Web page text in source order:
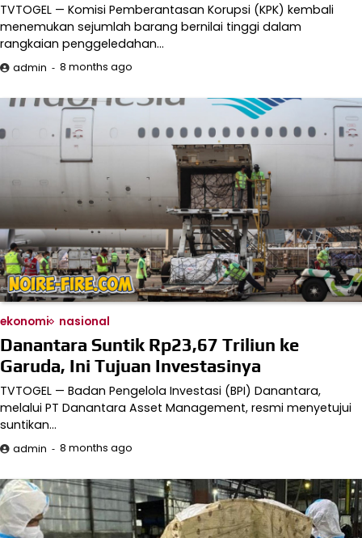
TVTOGEL — Komisi Pemberantasan Korupsi (KPK) kembali
menemukan sejumlah barang bernilai tinggi dalam
rangkaian penggeledahan…
admin 8 months ago
ekonomi nasional
Danantara Suntik Rp23,67 Triliun ke
Garuda, Ini Tujuan Investasinya
TVTOGEL — Badan Pengelola Investasi (BPI) Danantara,
melalui PT Danantara Asset Management, resmi menyetujui
suntikan…
admin 8 months ago